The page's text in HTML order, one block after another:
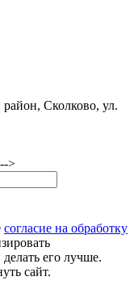
Сколково, ул.
>
согласие на обработку
его лучше.
сайт.